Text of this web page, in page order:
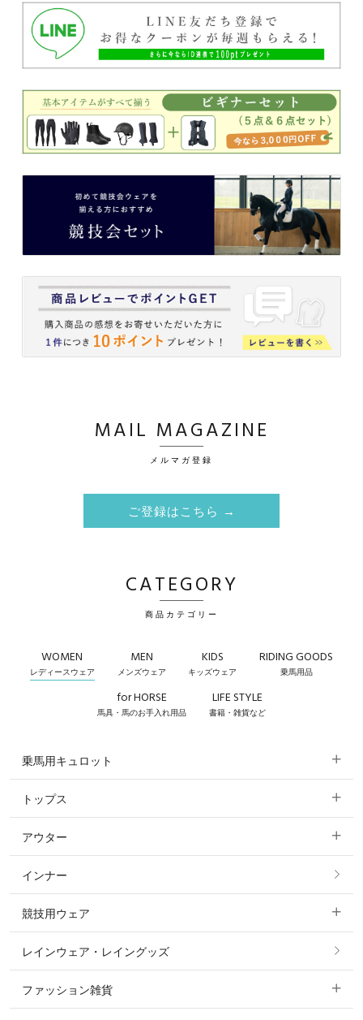
MAIL MAGAZINE
メルマガ登録
ご登録はこちら →
CATEGORY
商品カテゴリー
WOMEN
レディースウェア
MEN
メンズウェア
KIDS
キッズウェア
RIDING GOODS
乗馬用品
for HORSE
馬具・馬のお手入れ用品
LIFE STYLE
書籍・雑貨など
乗馬用キュロット
すべてのキュロット
フルグリップ・尻革 キュロット
ニーグリップ・膝革 キュロット
トップス
すべてのトップス
ポロシャツ
カットソー・Tシャツ・タンクトップ
アウター
すべてのアウター
コート
ジャケット・ブルゾン
インナー
競技用ウェア
すべての競技用ウェア
ショージャケット
レインウェア・レイングッズ
ファッション雑貨